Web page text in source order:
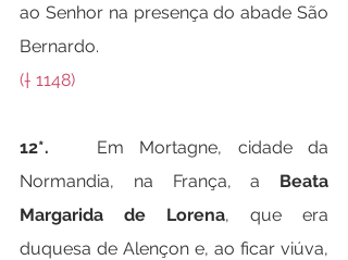
ao Senhor na presença do abade São
Bernardo.
(† 1148)
12*. Em Mortagne, cidade da
Normandia, na França, a Beata
Margarida de Lorena, que era
duquesa de Alençon e, ao ficar viúva,